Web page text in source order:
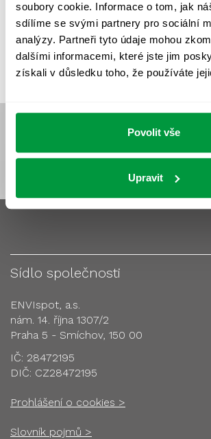
soubory cookie. Informace o tom, jak
sdílíme se svými partnery pro sociální
analýzy. Partneři tyto údaje mohou
dalšími informacemi, které jste jim
získali v důsledku toho, že používáte
Povolit vše
Upravit
VÝPOČTY A NÁVRHY
ZKOUŠKY NOUZOVÉHO OSVĚTLENÍ
Sídlo společnosti
ENVIspot, a.s.
nám. 14. října 1307/2
Praha 5 - Smíchov, 150 00
IČ: 28472195
DIČ: CZ28472195
Prohlášení o cookies >
Slovník pojmů >